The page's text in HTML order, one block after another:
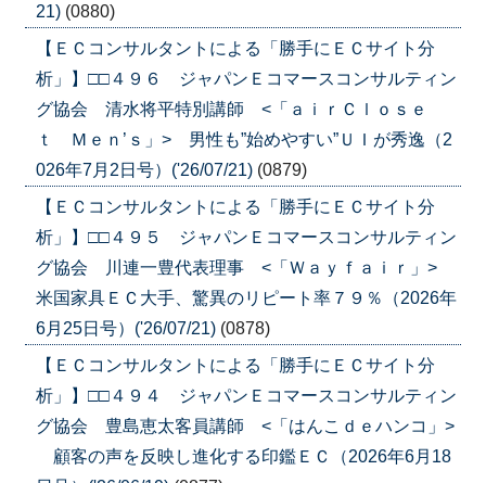
21) (0880)
【ＥＣコンサルタントによる「勝手にＥＣサイト分
析」】□□４９６ ジャパンＥコマースコンサルティン
グ協会 清水将平特別講師 <「ａｉｒＣｌｏｓｅ
ｔ Ｍｅｎ’ｓ」> 男性も”始めやすい”ＵＩが秀逸（2
026年7月2日号）('26/07/21) (0879)
【ＥＣコンサルタントによる「勝手にＥＣサイト分
析」】□□４９５ ジャパンＥコマースコンサルティン
グ協会 川連一豊代表理事 <「Ｗａｙｆａｉｒ」>
米国家具ＥＣ大手、驚異のリピート率７９％（2026年
6月25日号）('26/07/21) (0878)
【ＥＣコンサルタントによる「勝手にＥＣサイト分
析」】□□４９４ ジャパンＥコマースコンサルティン
グ協会 豊島恵太客員講師 <「はんこｄｅハンコ」>
顧客の声を反映し進化する印鑑ＥＣ（2026年6月18